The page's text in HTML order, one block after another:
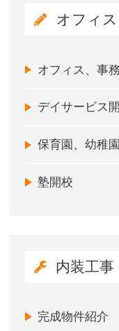
オフィ
オフィス、事
デイサービス
保育園、幼稚
塾開校
内装工事
完成物件紹介